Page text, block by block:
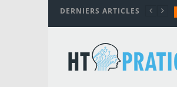
DERNIERS ARTICLES